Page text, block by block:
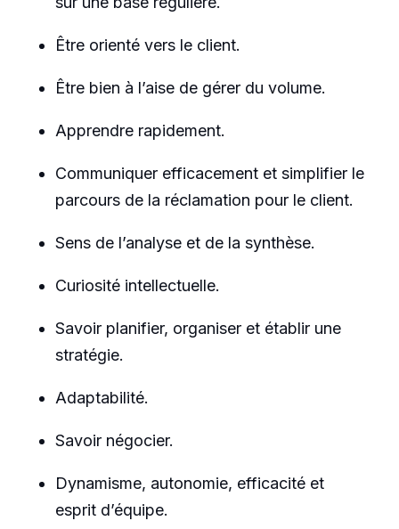
Être orienté vers le client.
Être bien à l’aise de gérer du volume.
Apprendre rapidement.
Communiquer efficacement et simplifier le
parcours de la réclamation pour le client.
Sens de l’analyse et de la synthèse.
Curiosité intellectuelle.
Savoir planifier, organiser et établir une
stratégie.
Adaptabilité.
Savoir négocier.
Dynamisme, autonomie, efficacité et
esprit d’équipe.